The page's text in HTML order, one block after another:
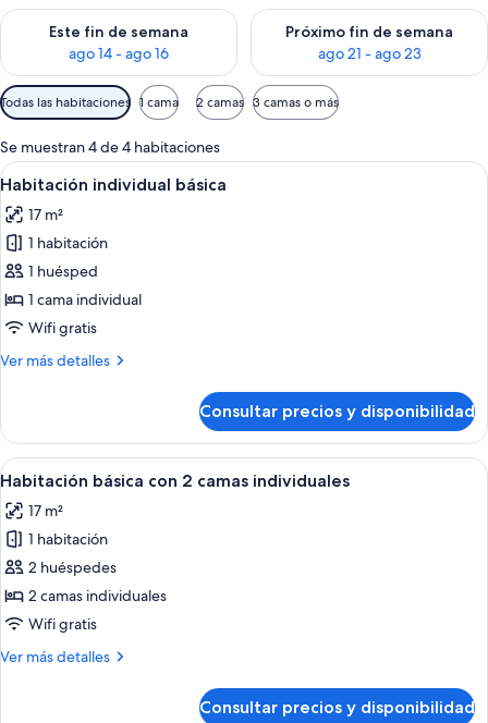
Este fin de semana
ago 14 - ago 16
Consulta la disponibilidad para este fin de semana, ago 14 -
Próximo fin de semana
ago 21 - ago 23
Consulta la disponibilidad
Filtros
disponibles
para
las
habitaciones
Todas las habitaciones 1 cama 2 camas 3 camas o más
Se muestran 4 de 4 habitaciones
Abrir
todas
las
fotos
de
Habitación
individual
Habitación de hotel con cama,
3
Habitación individual básica
17 m²
1 habitación
1 huésped
1 cama individual
Wifi gratis
Ver más detalles
Más
individual
básica
Consultar precios y disponibilidad
Abrir
todas
las
fotos
de
Habitación
básica
2
Habitación de hotel con dos camas,
4
Habitación básica con 2 camas individuales
17 m²
1 habitación
2 huéspedes
2 camas individuales
Wifi gratis
Ver más detalles
Más
Consultar precios y disponibilidad